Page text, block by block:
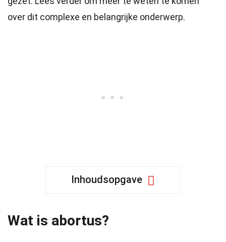
over dit complexe en belangrijke onderwerp.
Inhoudsopgave
Wat is abortus?